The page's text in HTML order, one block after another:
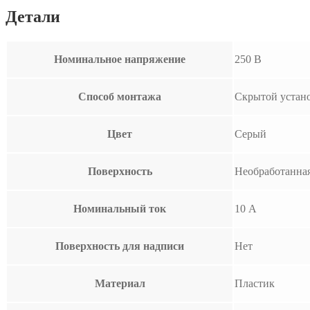
Детали
Номинальное напряжение 250 В
Способ монтажа Скрытой
Цвет Серый
Поверхность
Номинальный ток 10 А
Поверхность для надписи Нет
Материал Пластик